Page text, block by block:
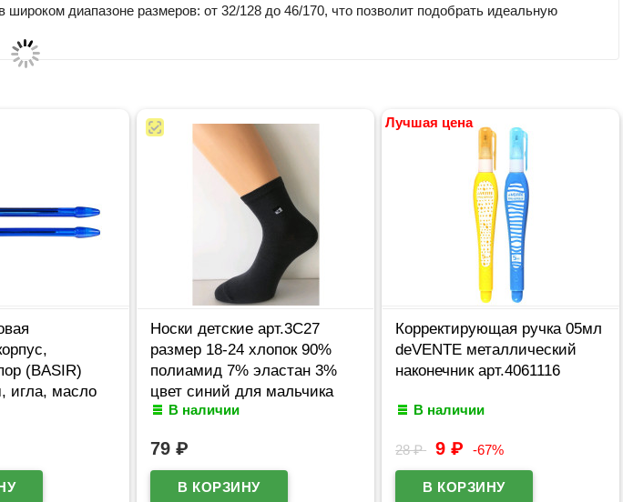
диапазоне размеров: от 32/128 до 46/170, что позволит подобрать идеальную
(BASIR)
игла, масло
3497
Носки детские арт.3С27
размер 18-24 хлопок 90%
полиамид 7% эластан 3%
цвет синий для мальчика
(Юстатекс)
В наличии
79₽
Лучшая цена
Корректирующая ручка 05мл
deVENTE металлический
наконечник арт.4061116
В наличии
28₽ 9₽ -67%